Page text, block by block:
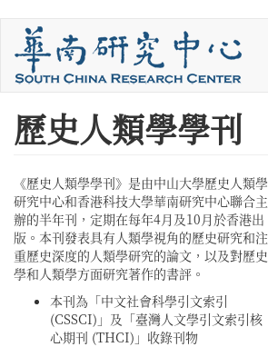
您
在
這
裡
歷史人類學學刊
《歷史人類學學刊》是由中山大學歷史人類學
研究中心和香港科技大學華南研究中心聯合主
辦的半年刊，定期在每年4月及10月於香港出
版。本刊發表具有人類學視角的歷史研究和注
重歷史深度的人類學研究的論文，以及對歷史
學和人類學方面研究著作的書評。
本刊為「中文社會科學引文索引
(CSSCI)」及「臺灣人文學引文索引核
心期刊 (THCI)」收錄刊物